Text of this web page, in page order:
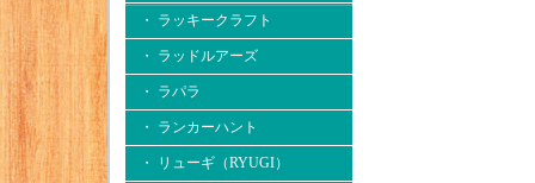
・ ラッキークラフト
・ ラッドルアーズ
・ ラパラ
・ ランカーハント
・ リューギ（RYUGI）